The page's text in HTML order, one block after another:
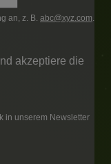
an, z. B. abc@xyz.com
akzeptiere die
in unserem Newsletter